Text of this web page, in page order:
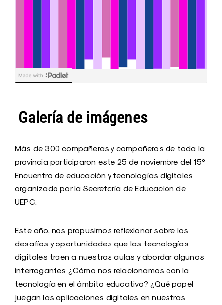
Galería de imágenes
Más de 300 compañeras y compañeros de toda la
provincia participaron este 25 de noviembre del 15°
Encuentro de educación y tecnologías digitales
organizado por la Secretaría de Educación de
UEPC.
Este año, nos propusimos reflexionar sobre los
desafíos y oportunidades que las tecnologías
digitales traen a nuestras aulas y abordar algunos
interrogantes ¿Cómo nos relacionamos con la
tecnología en el ámbito educativo? ¿Qué papel
juegan las aplicaciones digitales en nuestras